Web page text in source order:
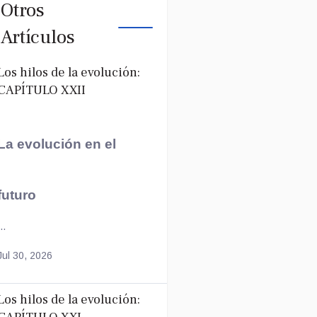
Otros
Artículos
hilos de la evolución:
XXII
evolución en el
30, 2026
hilos de la evolución: